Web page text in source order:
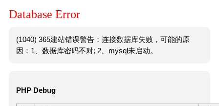
Database Error
(1040) 365建站错误警告：连接数据库失败，可能的原
因：1、数据库密码不对; 2、mysql未启动。
PHP Debug